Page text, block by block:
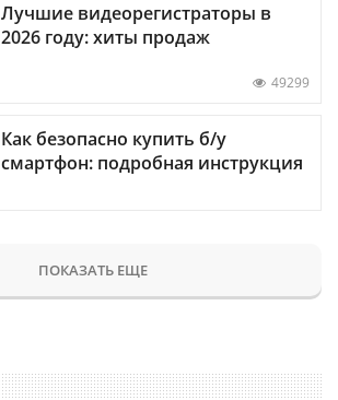
Лучшие видеорегистраторы в
2026 году: хиты продаж
49299
Как безопасно купить б/у
смартфон: подробная инструкция
ПОКАЗАТЬ ЕЩЕ